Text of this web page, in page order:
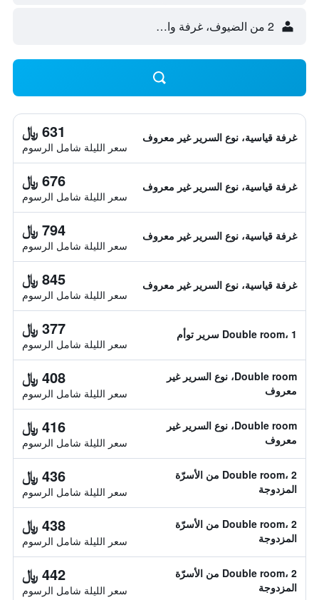
2 من الضيوف، غرفة واحدة
غرفة قياسية، نوع السرير غير معروف 631 ﷼
سعر الليلة شامل الرسوم
غرفة قياسية، نوع السرير غير معروف 676 ﷼
سعر الليلة شامل الرسوم
غرفة قياسية، نوع السرير غير معروف 794 ﷼
سعر الليلة شامل الرسوم
غرفة قياسية، نوع السرير غير معروف 845 ﷼
سعر الليلة شامل الرسوم
Double room، 1 سرير توأم 377 ﷼
سعر الليلة شامل الرسوم
Double room، نوع السرير غير
معروف
408 ﷼
سعر الليلة شامل الرسوم
Double room، نوع السرير غير
معروف
416 ﷼
سعر الليلة شامل الرسوم
Double room، 2 من الأسرّة
المزدوجة
436 ﷼
سعر الليلة شامل الرسوم
Double room، 2 من الأسرّة
المزدوجة
438 ﷼
سعر الليلة شامل الرسوم
Double room، 2 من الأسرّة
المزدوجة
442 ﷼
سعر الليلة شامل الرسوم